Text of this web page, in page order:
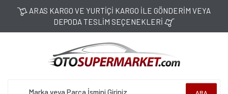
ARAS KARGO VE YURTİÇİ KARGO İLE GÖNDERİM VEYA
DEPODA TESLİM SEÇENEKLERİ
ARA